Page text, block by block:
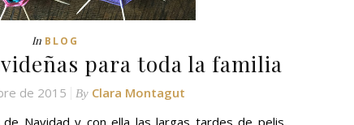
In BLOG
para toda la familia
de 2015 By Clara Montagut
Navidad y con ella las largas tardes de pelis,